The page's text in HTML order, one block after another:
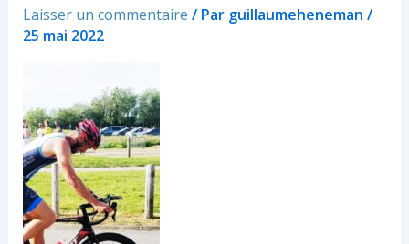
Laisser un commentaire / Par guillaumeheneman /
25 mai 2022